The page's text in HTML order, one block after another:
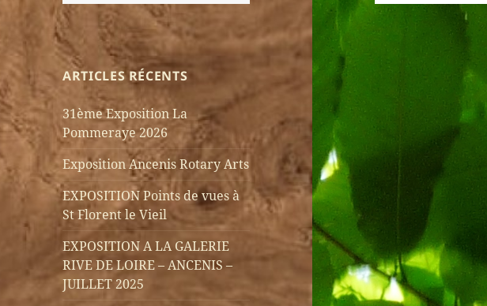
ARTICLES RÉCENTS
31ème Exposition La
Pommeraye 2026
Exposition Ancenis Rotary Arts
EXPOSITION Points de vues à
St Florent le Vieil
EXPOSITION A LA GALERIE
RIVE DE LOIRE – ANCENIS –
JUILLET 2025